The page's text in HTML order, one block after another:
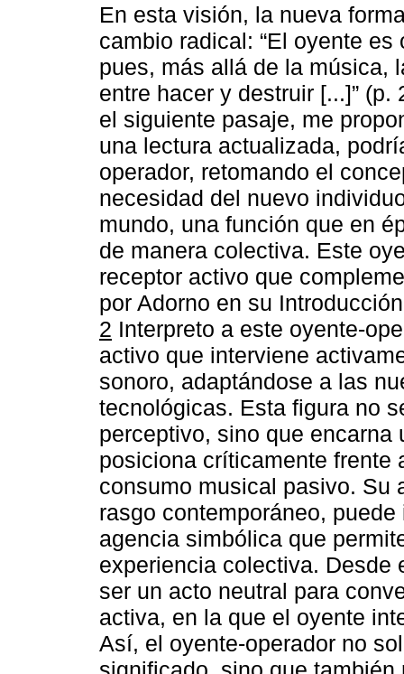
En esta visión, la nueva
cambio radical: “El oyente
pues, más allá de la música,
entre hacer y destruir [...]”
el siguiente pasaje, me
una lectura actualizada,
operador, retomando el
necesidad del nuevo
mundo, una función que en
de manera colectiva. Este
receptor activo que
por Adorno en su
2 Interpreto a este oyente-
activo que interviene
sonoro, adaptándose a las
tecnológicas. Esta figura no
perceptivo, sino que encarna
posiciona críticamente frente
consumo musical pasivo. Su
rasgo contemporáneo,
agencia simbólica que
experiencia colectiva. Desde
ser un acto neutral para
activa, en la que el oyente
Así, el oyente-operador no